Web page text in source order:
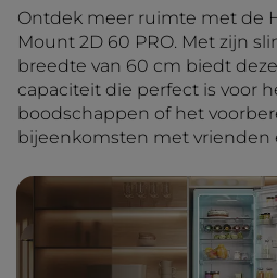
Ontdek meer ruimte met de
Mount 2D 60 PRO. Met zijn
breedte van 60 cm biedt
capaciteit die perfect is voor
boodschappen of het
bijeenkomsten met vrienden